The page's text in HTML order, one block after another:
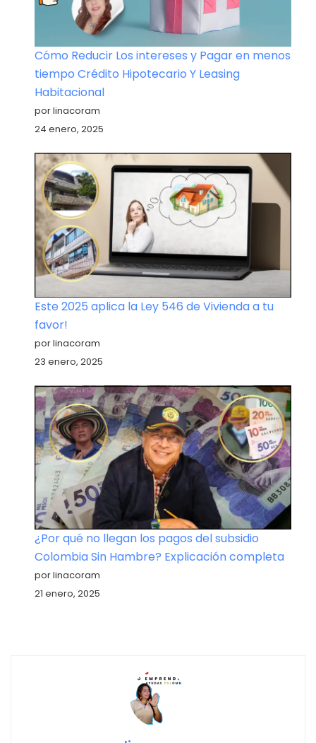
Cómo Reducir Los intereses y Pagar en menos
tiempo Crédito Hipotecario Y Leasing
Habitacional
por linacoram
24 enero, 2025
Este 2025 aplica la Ley 546 de Vivienda a tu
favor!
por linacoram
23 enero, 2025
¿Por qué no llegan los pagos del subsidio
Colombia Sin Hambre? Explicación completa
por linacoram
21 enero, 2025